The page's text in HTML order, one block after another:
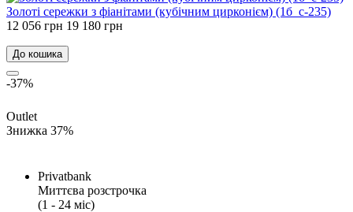
Золоті сережки з фіанітами (кубічним цирконієм) (1б_с-235)
12 056 грн 19 180 грн
До кошика
-37%
Outlet
Знижка 37%
Privatbank
Миттєва розстрочка
(1 - 24 міс)